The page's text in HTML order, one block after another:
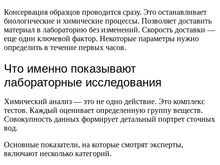
Консервация образцов проводится сразу. Это останавливает
биологические и химические процессы. Позволяет доставить
материал в лабораторию без изменений. Скорость доставки —
еще один ключевой фактор. Некоторые параметры нужно
определить в течение первых часов.
Что именно показывают
лабораторные исследования
Химический анализ — это не одно действие. Это комплекс
тестов. Каждый оценивает определенную группу веществ.
Совокупность данных формирует детальный портрет сточных
вод.
Основные показатели, на которые смотрят эксперты,
включают несколько категорий.